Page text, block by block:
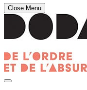
Close Menu